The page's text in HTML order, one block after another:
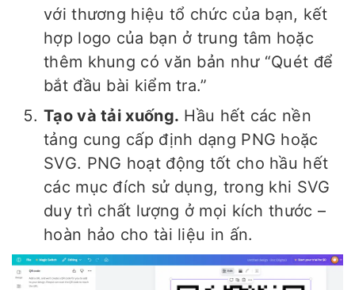
với thương hiệu tổ chức của bạn, kết
hợp logo của bạn ở trung tâm hoặc
thêm khung có văn bản như “Quét để
bắt đầu bài kiểm tra.”
Tạo và tải xuống. Hầu hết các nền
tảng cung cấp định dạng PNG hoặc
SVG. PNG hoạt động tốt cho hầu hết
các mục đích sử dụng, trong khi SVG
duy trì chất lượng ở mọi kích thước –
hoàn hảo cho tài liệu in ấn.